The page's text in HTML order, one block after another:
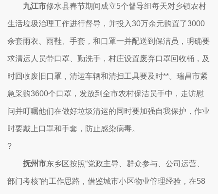
九江市修水县春节期间成立5个督导组每天对乡镇农村
生活垃圾治理工作进行督导，并投入30万余元购置了3000
余套雨衣、雨鞋、手套，和口罩一并配送到保洁员，明确要
求清运人员带口罩、勤洗手，村庄设置废弃口罩回收桶，及
时回收废旧口罩，清运车辆和清扫工具要及时**。瑞昌市紧
急采购3600个口罩，发放到全市农村保洁员手中，走访慰
问并叮嘱他们在做好垃圾清运的同时要加强自我保护，作业
时要戴上口罩和手套，防止感染病毒。
?
抚州市东乡区按照“党政主导、群众参与、公司运营、
部门考核”的工作思路，借鉴城市小区物业管理经验，在58